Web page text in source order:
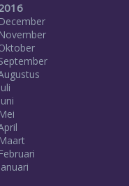
December
November
Juli
Juni
Mei
Maart
Februari
Januari